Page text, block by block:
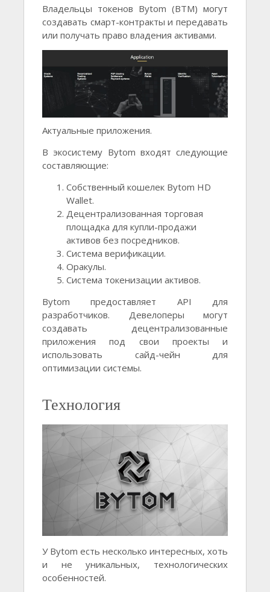
Владельцы токенов Bytom (BTM) могут
создавать смарт-контракты и передавать
или получать право владения активами.
Актуальные приложения.
В экосистему Bytom входят следующие
составляющие:
Собственный кошелек Bytom HD
Wallet.
Децентрализованная торговая
площадка для купли-продажи
активов без посредников.
Система верификации.
Оракулы.
Система токенизации активов.
Bytom предоставляет API для
разработчиков. Девелоперы могут
создавать децентрализованные
приложения под свои проекты и
использовать сайд-чейн для
оптимизации системы.
Технология
У Bytom есть несколько интересных, хоть
и не уникальных, технологических
особенностей.